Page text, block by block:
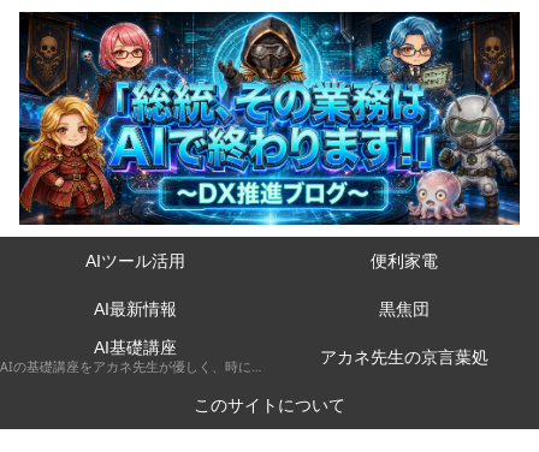
AIツール活用 便利家電
AI最新情報
黒焦団
AI基礎講座
アカネ先生の京言葉処
このサイトについて